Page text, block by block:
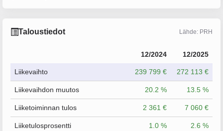
Taloustiedot Lähde: PRH
12/2024 12/2025
Liikevaihto 239 799 € 272 113 €
Liikevaihdon muutos 20.2 % 13.5 %
Liiketoiminnan tulos 2 361 € 7 060 €
Liiketulosprosentti 1.0 % 2.6 %